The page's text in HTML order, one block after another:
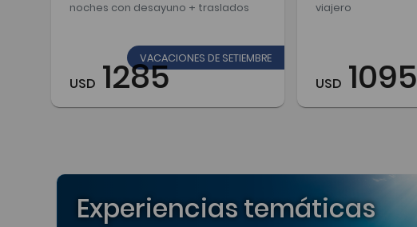
noches con desayuno + traslados
VACACIONES DE SETIEMBRE
USD 1285
viajero
USD 1095
Experiencias temáticas